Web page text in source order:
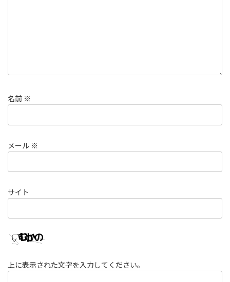
名前 ※
メール ※
サイト
上に表示された文字を入力してください。